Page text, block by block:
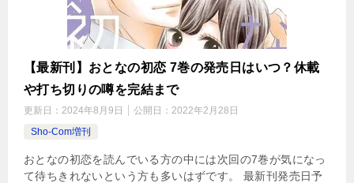
【最新刊】おとなの初恋 7巻の発売日はいつ？休載
や打ち切りの噂を完結まで
更新日： 2024年8月9日 公開日： 2022年2月28日
Sho-Com増刊
おとなの初恋を読んでいる方の中には次回の7巻が気になっ
て待ちきれないという方も多いはずです。 最新刊発売日予